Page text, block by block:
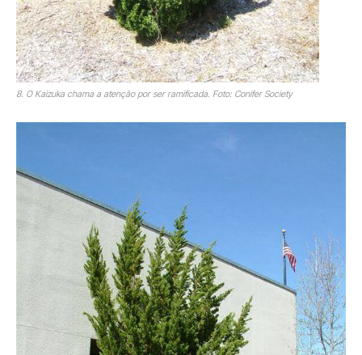
8. O Kaizuka chama a atenção por ser ramificada. Foto: Conifer Society